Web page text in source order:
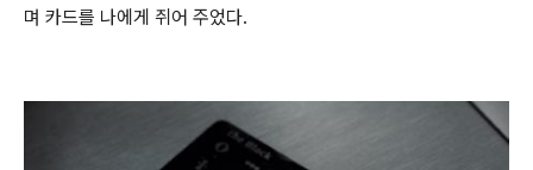
며 카드를 나에게 쥐어 주었다.